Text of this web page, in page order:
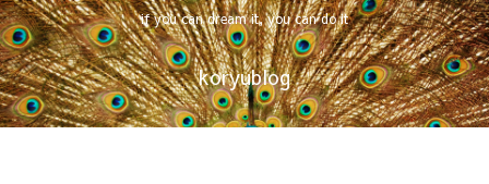
if you can dream it, you can do it
koryublog